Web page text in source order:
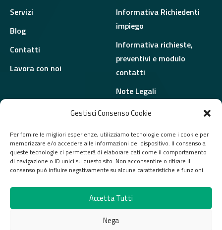
Gestisci Consenso Cookie
Per fornire le migliori esperienze, utilizziamo tecnologie come i cookie per
memorizzare e/o accedere alle informazioni del dispositivo. Il consenso a
queste tecnologie ci permetterà di elaborare dati come il comportamento
di navigazione o ID unici su questo sito. Non acconsentire o ritirare il
consenso può influire negativamente su alcune caratteristiche e funzioni.
Accetta Tutti
Nega
Servizi
Blog
Contatti
Lavora con noi
Informativa Richiedenti
impiego
Informativa richieste,
preventivi e modulo
contatti
Note Legali
Segnalazioni
© GB Group S.r.l. - Tutti i diritti riservati | P. IVA:
02916120344 | REA: PR 02916120344 | Capitale
sociale € 100.000,00 interamente versato | Credits: